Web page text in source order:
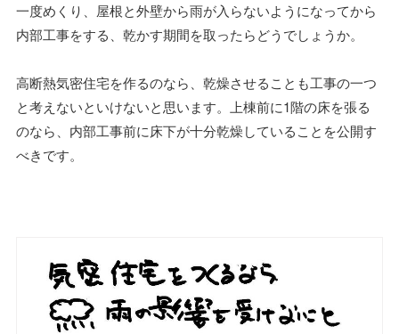
一度めくり、屋根と外壁から雨が入らないようになってから
内部工事をする、乾かす期間を取ったらどうでしょうか。
高断熱気密住宅を作るのなら、乾燥させることも工事の一つ
と考えないといけないと思います。上棟前に1階の床を張る
のなら、内部工事前に床下が十分乾燥していることを公開す
べきです。